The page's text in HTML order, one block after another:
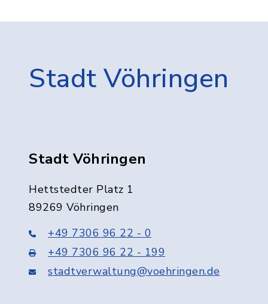
Stadt Vöhringen
Stadt Vöhringen
Hettstedter Platz 1
89269 Vöhringen
+49 7306 96 22 - 0
+49 7306 96 22 - 199
stadtverwaltung@voehringen.de